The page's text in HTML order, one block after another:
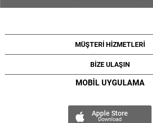
MÜŞTERİ HİZMETLERİ
BİZE ULAŞIN
MOBİL UYGULAMA
Apple Store
Download